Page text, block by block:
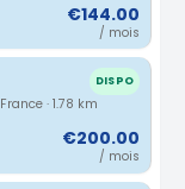
€144.00
/ mois
DISPO
· 1.78 km
€200.00
/ mois